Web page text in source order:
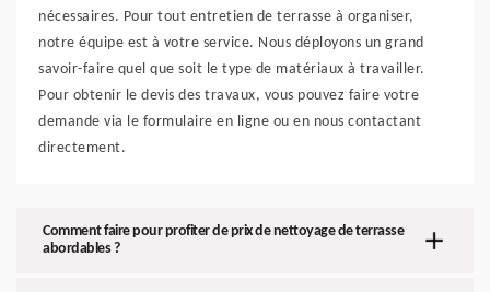
nécessaires. Pour tout entretien de terrasse à organiser,
notre équipe est à votre service. Nous déployons un grand
savoir-faire quel que soit le type de matériaux à travailler.
Pour obtenir le devis des travaux, vous pouvez faire votre
demande via le formulaire en ligne ou en nous contactant
directement.
Comment faire pour profiter de prix de nettoyage de terrasse
abordables ?